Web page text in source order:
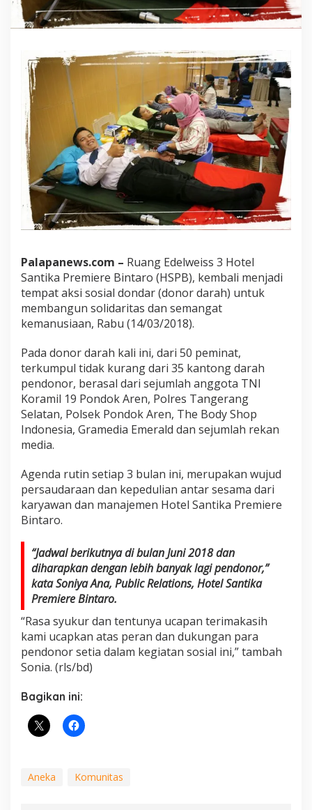
Palapanews.com – Ruang Edelweiss 3 Hotel
Santika Premiere Bintaro (HSPB), kembali menjadi
tempat aksi sosial dondar (donor darah) untuk
membangun solidaritas dan semangat
kemanusiaan, Rabu (14/03/2018).
Pada donor darah kali ini, dari 50 peminat,
terkumpul tidak kurang dari 35 kantong darah
pendonor, berasal dari sejumlah anggota TNI
Koramil 19 Pondok Aren, Polres Tangerang
Selatan, Polsek Pondok Aren, The Body Shop
Indonesia, Gramedia Emerald dan sejumlah rekan
media.
Agenda rutin setiap 3 bulan ini, merupakan wujud
persaudaraan dan kepedulian antar sesama dari
karyawan dan manajemen Hotel Santika Premiere
Bintaro.
“Jadwal berikutnya di bulan Juni 2018 dan
diharapkan dengan lebih banyak lagi pendonor,”
kata Soniya Ana, Public Relations, Hotel Santika
Premiere Bintaro.
“Rasa syukur dan tentunya ucapan terimakasih
kami ucapkan atas peran dan dukungan para
pendonor setia dalam kegiatan sosial ini,” tambah
Sonia. (rls/bd)
Bagikan ini:
Aneka Komunitas